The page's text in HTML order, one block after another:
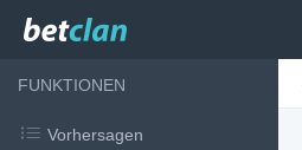
FUNKTIONEN
Vorhersagen